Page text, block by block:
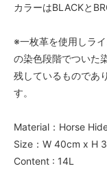
カラーはBLACKと
※一枚革を使用しラ
の染色段階でついた
残しているものであ
す。
Material：Horse
Size：W 40cm x H
Content : 14L